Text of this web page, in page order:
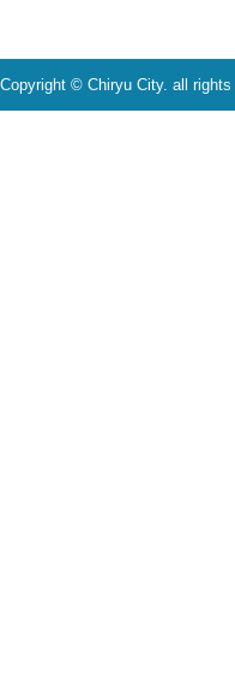
Copyright © Chiryu City. all rights